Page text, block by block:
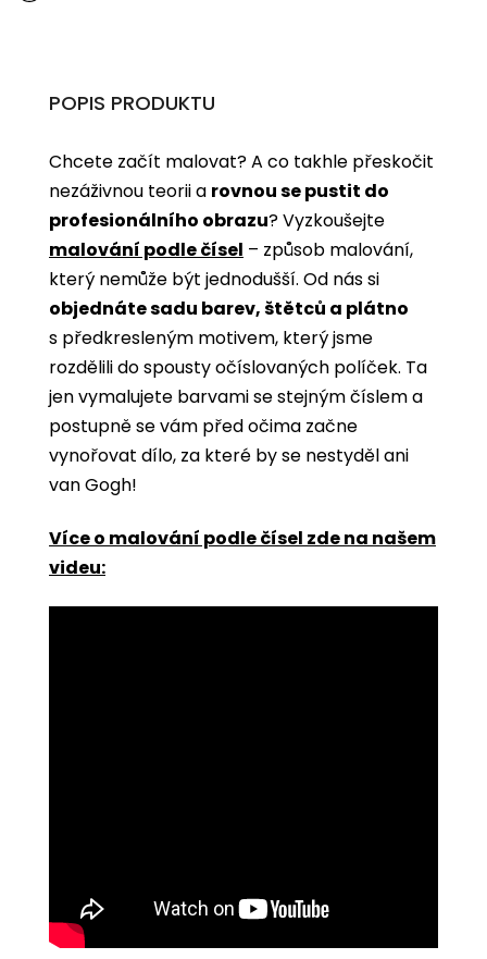
POPIS PRODUKTU
Chcete začít malovat? A co takhle přeskočit
nezáživnou teorii a rovnou se pustit do
profesionálního obrazu? Vyzkoušejte
malování podle čísel ­­– způsob malování,
který nemůže být jednodušší. Od nás si
objednáte sadu barev, štětců a plátno
s předkresleným motivem, který jsme
rozdělili do spousty očíslovaných políček. Ta
jen vymalujete barvami se stejným číslem a
postupně se vám před očima začne
vynořovat dílo, za které by se nestyděl ani
van Gogh!
Více o malování podle čísel zde na našem
videu: